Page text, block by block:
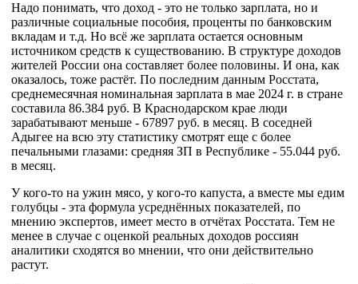
Надо понимать, что доход - это не только зарплата, но и
различные социальные пособия, проценты по банковским
вкладам и т.д. Но всё же зарплата остается основным
источником средств к существованию. В структуре доходов
жителей России она составляет более половины. И она, как
оказалось, тоже растёт. По последним данным Росстата,
среднемесячная номинальная зарплата в мае 2024 г. в стране
составила 86.384 руб. В Краснодарском крае люди
зарабатывают меньше - 67897 руб. в месяц. В соседней
Адыгее на всю эту статистику смотрят еще с более
печальными глазами: средняя ЗП в Республике - 55.044 руб.
в месяц.
У кого-то на ужин мясо, у кого-то капуста, а вместе мы едим
голубцы - эта формула усреднённых показателей, по
мнению экспертов, имеет место в отчётах Росстата. Тем не
менее в случае с оценкой реальных доходов россиян
аналитики сходятся во мнении, что они действительно
растут.